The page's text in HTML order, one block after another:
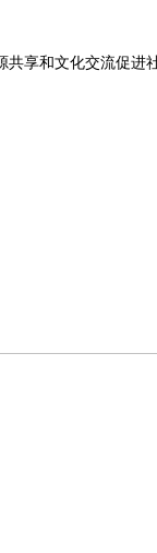
享和文化交流促